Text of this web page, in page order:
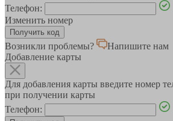
Телефон:
Изменить номер
Возникли проблемы?
Напишите нам
Добавление карты
Для добавления карты введите номер
при получении карты
Телефон: